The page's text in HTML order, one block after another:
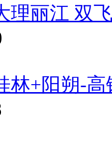
理丽江 双
林+阳朔-高